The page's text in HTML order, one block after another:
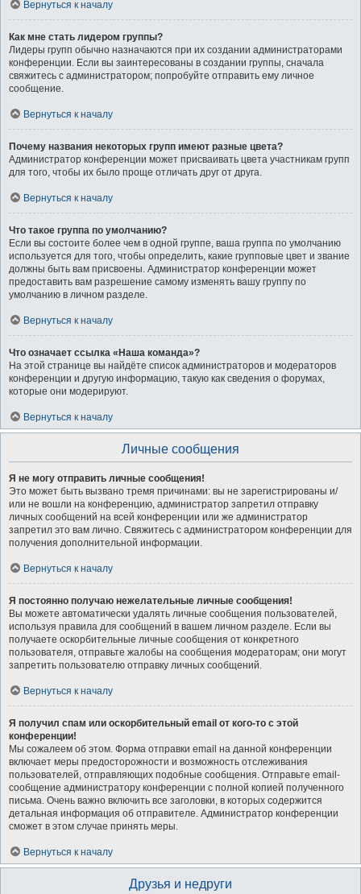
Вернуться к началу
Как мне стать лидером группы?
Лидеры групп обычно назначаются при их создании администраторами
конференции. Если вы заинтересованы в создании группы, сначала
свяжитесь с администратором; попробуйте отправить ему личное
сообщение.
Вернуться к началу
Почему названия некоторых групп имеют разные цвета?
Администратор конференции может присваивать цвета участникам групп
для того, чтобы их было проще отличать друг от друга.
Вернуться к началу
Что такое группа по умолчанию?
Если вы состоите более чем в одной группе, ваша группа по умолчанию
используется для того, чтобы определить, какие групповые цвет и звание
должны быть вам присвоены. Администратор конференции может
предоставить вам разрешение самому изменять вашу группу по
умолчанию в личном разделе.
Вернуться к началу
Что означает ссылка «Наша команда»?
На этой странице вы найдёте список администраторов и модераторов
конференции и другую информацию, такую как сведения о форумах,
которые они модерируют.
Вернуться к началу
Личные сообщения
Я не могу отправить личные сообщения!
Это может быть вызвано тремя причинами: вы не зарегистрированы и/
или не вошли на конференцию, администратор запретил отправку
личных сообщений на всей конференции или же администратор
запретил это вам лично. Свяжитесь с администратором конференции для
получения дополнительной информации.
Вернуться к началу
Я постоянно получаю нежелательные личные сообщения!
Вы можете автоматически удалять личные сообщения пользователей,
используя правила для сообщений в вашем личном разделе. Если вы
получаете оскорбительные личные сообщения от конкретного
пользователя, отправьте жалобы на сообщения модераторам; они могут
запретить пользователю отправку личных сообщений.
Вернуться к началу
Я получил спам или оскорбительный email от кого-то с этой
конференции!
Мы сожалеем об этом. Форма отправки email на данной конференции
включает меры предосторожности и возможность отслеживания
пользователей, отправляющих подобные сообщения. Отправьте email-
сообщение администратору конференции с полной копией полученного
письма. Очень важно включить все заголовки, в которых содержится
детальная информация об отправителе. Администратор конференции
сможет в этом случае принять меры.
Вернуться к началу
Друзья и недруги